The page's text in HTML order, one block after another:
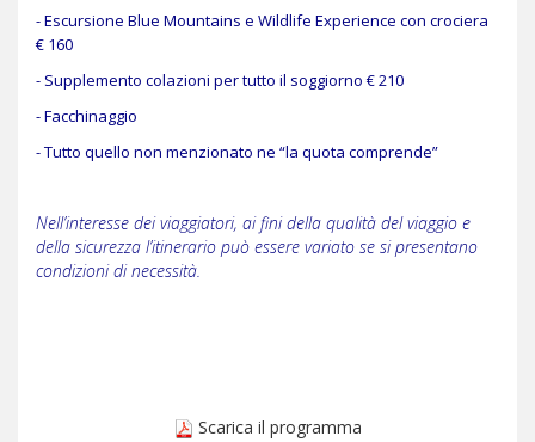
- Escursione Blue Mountains e Wildlife Experience con crociera
€ 160
- Supplemento colazioni per tutto il soggiorno € 210
- Facchinaggio
- Tutto quello non menzionato ne “la quota comprende”
Nell’interesse dei viaggiatori, ai fini della qualità del viaggio e
della sicurezza l’itinerario può essere variato se si presentano
condizioni di necessità.
Scarica il programma